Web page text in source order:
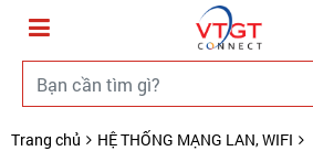
Trang chủ HỆ THỐNG MẠNG LAN, WIFI